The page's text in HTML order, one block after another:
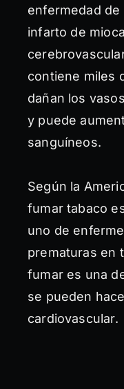
enfermedad
infarto de
contiene miles
dañan los
y puede
sanguíneos.
Según la
fumar tabaco
uno de
prematuras en
fumar es una
se pueden
cardiovascular.